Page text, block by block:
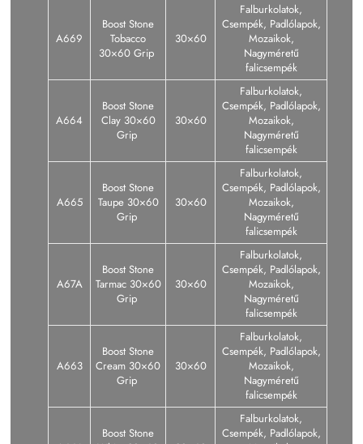
A669
Boost Stone
Tobacco
30×60 Grip
30×60
Falburkolatok,
Csempék, Padlólapok,
Mozaikok,
Nagyméretű
falicsempék
A664
Boost Stone
Clay 30×60
Grip
30×60
Falburkolatok,
Csempék, Padlólapok,
Mozaikok,
Nagyméretű
falicsempék
A665
Boost Stone
Taupe 30×60
Grip
30×60
Falburkolatok,
Csempék, Padlólapok,
Mozaikok,
Nagyméretű
falicsempék
A67A
Boost Stone
Tarmac 30×60
Grip
30×60
Falburkolatok,
Csempék, Padlólapok,
Mozaikok,
Nagyméretű
falicsempék
A663
Boost Stone
Cream 30×60
Grip
30×60
Falburkolatok,
Csempék, Padlólapok,
Mozaikok,
Nagyméretű
falicsempék
Boost Stone
Falburkolatok,
Csempék, Padlólapok,